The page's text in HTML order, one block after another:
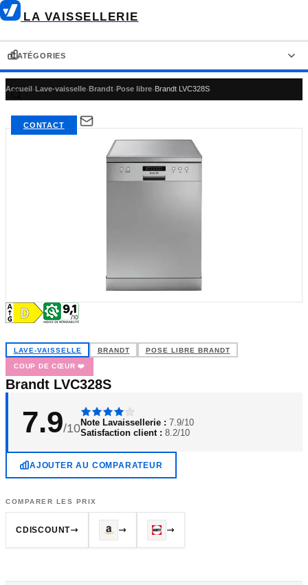
LA VAISSELLERIE
CONTACT
CATÉGORIES
LAVE-VAISSELLE RÉFRIGÉRATEUR-CONGÉLATEUR
RÉFRIGÉRATEUR AMÉRICAIN
Accueil›Lave-vaisselle›Brandt›Pose libre›Brandt LVC328S
LAVE-VAISSELLE BRANDT POSE LIBRE BRANDT
COUP DE CŒUR ❤️
Brandt LVC328S
7.9/10Note Lavaissellerie : 7.9/10
Satisfaction client : 8.2/10
AJOUTER AU COMPARATEUR
COMPARER LES PRIX
CDISCOUNT